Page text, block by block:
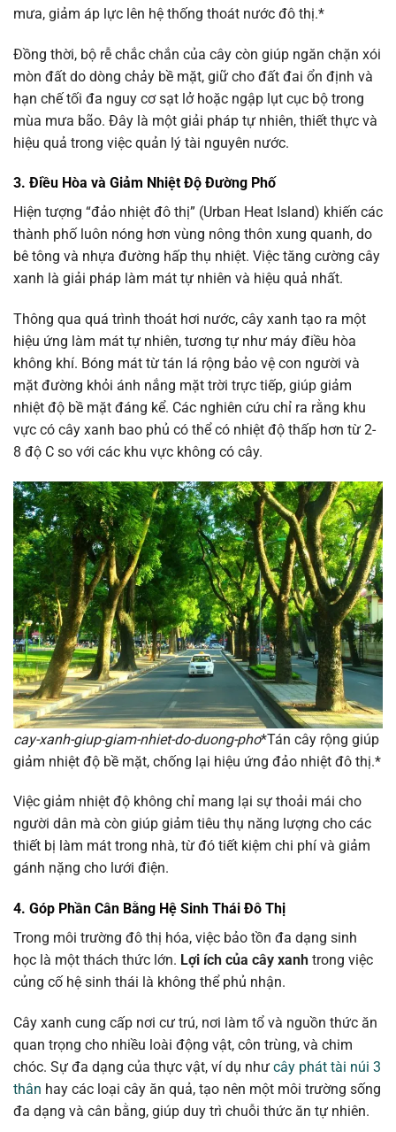
mưa, giảm áp lực lên hệ thống thoát nước đô thị.*
Đồng thời, bộ rễ chắc chắn của cây còn giúp ngăn chặn xói
mòn đất do dòng chảy bề mặt, giữ cho đất đai ổn định và
hạn chế tối đa nguy cơ sạt lở hoặc ngập lụt cục bộ trong
mùa mưa bão. Đây là một giải pháp tự nhiên, thiết thực và
hiệu quả trong việc quản lý tài nguyên nước.
3. Điều Hòa và Giảm Nhiệt Độ Đường Phố
Hiện tượng “đảo nhiệt đô thị” (Urban Heat Island) khiến các
thành phố luôn nóng hơn vùng nông thôn xung quanh, do
bê tông và nhựa đường hấp thụ nhiệt. Việc tăng cường cây
xanh là giải pháp làm mát tự nhiên và hiệu quả nhất.
Thông qua quá trình thoát hơi nước, cây xanh tạo ra một
hiệu ứng làm mát tự nhiên, tương tự như máy điều hòa
không khí. Bóng mát từ tán lá rộng bảo vệ con người và
mặt đường khỏi ánh nắng mặt trời trực tiếp, giúp giảm
nhiệt độ bề mặt đáng kể. Các nghiên cứu chỉ ra rằng khu
vực có cây xanh bao phủ có thể có nhiệt độ thấp hơn từ 2-
8 độ C so với các khu vực không có cây.
cay-xanh-giup-giam-nhiet-do-duong-pho*Tán cây rộng giúp
giảm nhiệt độ bề mặt, chống lại hiệu ứng đảo nhiệt đô thị.*
Việc giảm nhiệt độ không chỉ mang lại sự thoải mái cho
người dân mà còn giúp giảm tiêu thụ năng lượng cho các
thiết bị làm mát trong nhà, từ đó tiết kiệm chi phí và giảm
gánh nặng cho lưới điện.
4. Góp Phần Cân Bằng Hệ Sinh Thái Đô Thị
Trong môi trường đô thị hóa, việc bảo tồn đa dạng sinh
học là một thách thức lớn. Lợi ích của cây xanh trong việc
củng cố hệ sinh thái là không thể phủ nhận.
Cây xanh cung cấp nơi cư trú, nơi làm tổ và nguồn thức ăn
quan trọng cho nhiều loài động vật, côn trùng, và chim
chóc. Sự đa dạng của thực vật, ví dụ như cây phát tài núi 3
thân hay các loại cây ăn quả, tạo nên một môi trường sống
đa dạng và cân bằng, giúp duy trì chuỗi thức ăn tự nhiên.